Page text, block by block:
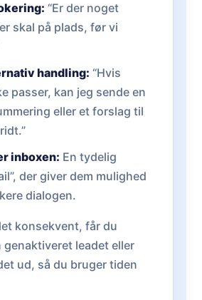
“Er der noget
skal på plads, før vi
handling: “Hvis
passer, kan jeg sende en
eller et forslag til
inboxen: En tydelig
der giver dem mulighed
dialogen.
konsekvent, får du
leadet eller
ud, så du bruger tiden